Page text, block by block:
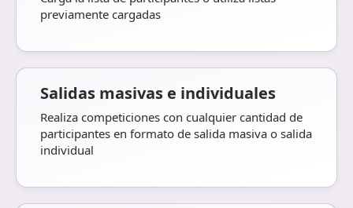
previamente cargadas
Salidas masivas e individuales
Realiza competiciones con cualquier cantidad de
participantes en formato de salida masiva o salida
individual